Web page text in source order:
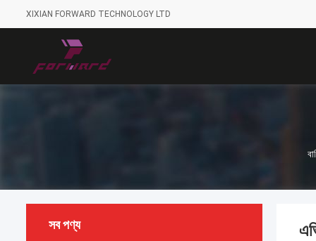
XIXIAN FORWARD TECHNOLOGY LTD
সব পণ্য